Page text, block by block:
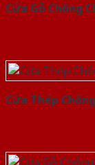
Cửa Gỗ Chống
Cửa Thép